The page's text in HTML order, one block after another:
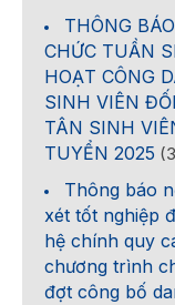
THÔNG
CHỨC TUẦN
HOẠT CÔNG
SINH VIÊN
TÂN SINH
TUYỂN 2025
Thông báo
xét tốt nghiệp
hệ chính quy
chương trình
đợt công bố